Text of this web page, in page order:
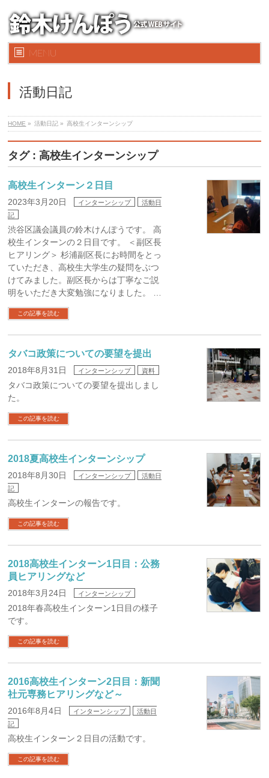
MENU
活動日記
HOME » 活動日記 » 高校生インターンシップ
タグ : 高校生インターンシップ
高校生インターン２日目
2023年3月20日 インターンシップ
活動日
記
渋谷区議会議員の鈴木けんぽうです。 高
校生インターンの２日目です。 ＜副区長
ヒアリング＞ 杉浦副区長にお時間をとっ
ていただき、高校生大学生の疑問をぶつ
けてみました。副区長からは丁寧なご説
明をいただき大変勉強になりました。 …
この記事を読む
タバコ政策についての要望を提出
2018年8月31日 インターンシップ 資料
タバコ政策についての要望を提出しまし
た。
この記事を読む
2018夏高校生インターンシップ
2018年8月30日 インターンシップ
活動日
記
高校生インターンの報告です。
この記事を読む
2018高校生インターン1日目：公務
員ヒアリングなど
2018年3月24日 インターンシップ
2018年春高校生インターン1日目の様子
です。
この記事を読む
2016高校生インターン2日目：新聞
社元専務ヒアリングなど～
2016年8月4日 インターンシップ
活動日
記
高校生インターン２日目の活動です。
この記事を読む